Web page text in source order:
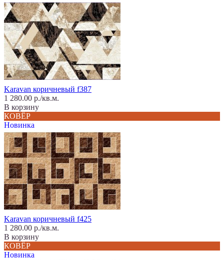
Karavan коричневый f387
1 280.00 р./кв.м.
В корзину
КОВЁР
Новинка
Karavan коричневый f425
1 280.00 р./кв.м.
В корзину
КОВЁР
Новинка